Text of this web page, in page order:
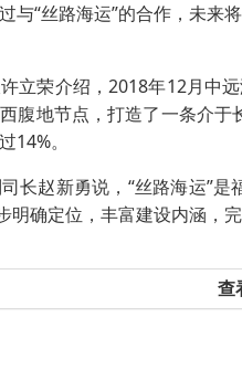
与“丝路海运”的合作，未
荣介绍，2018年12月中远
腹地节点，打造了一条介
14%。
赵新勇说，“丝路海运”是
明确定位，丰富建设内涵，
查